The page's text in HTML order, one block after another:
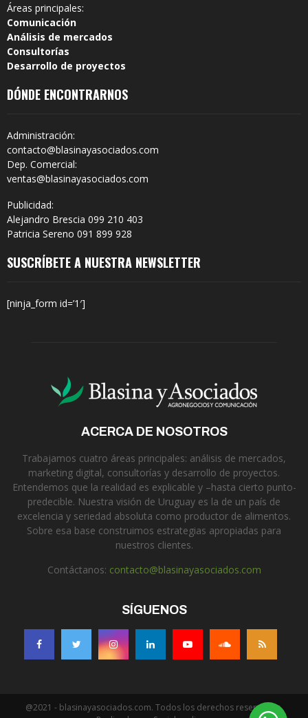
Áreas principales:
Comunicación
Análisis de mercados
Consultorías
Desarrollo de proyectos
DÓNDE ENCONTRARNOS
Administración:
contacto@blasinayasociados.com
Dep. Comercial:
ventas@blasinayasociados.com
Publicidad:
Alejandro Brescia 099 210 403
Patricia Sereno 091 899 928
SUSCRÍBETE A NUESTRA NEWSLETTER
[ninja_form id=’1′]
ACERCA DE NOSOTROS
Trabajamos cuatro áreas principales: análisis de mercados,
marketing digital, consultorías y desarrollo de proyectos.
Entendemos que la realidad es explicable y –hasta cierto punto-
predecible. Nuestra visión de Uruguay es la de un país de
excelencia y seriedad absoluta como productor de alimentos.
Sobre esa base construimos estrategias apropiadas para
nuestros clientes.
Contáctanos: contacto@blasinayasociados.com
SÍGUENOS
@2021 - blasinayasociados.com. Todos los derechos reservados.